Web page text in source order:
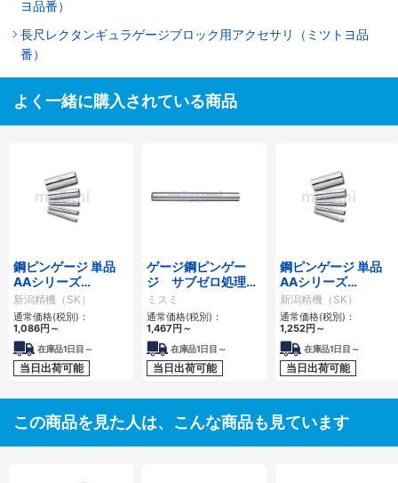
ヨ品番）
長尺レクタンギュラゲージブロック用アクセサリ（ミツトヨ品
番）
よく一緒に購入されている商品
鋼ピンゲージ 単品
AAシリーズ
0.01mmとび
新潟精機（SK）
通常価格(税別)：
1,086円 ～
在庫品1日目～
当日出荷可能
ゲージ鋼ピンゲー
ジ サブゼロ処理済
み
ミスミ
通常価格(税別)：
1,467円 ～
在庫品1日目～
当日出荷可能
鋼ピンゲージ 単品
AAシリーズ
0.001mmとび
新潟精機（SK）
通常価格(税別)：
1,252円 ～
在庫品1日目～
当日出荷可能
この商品を見た人は、こんな商品も見ています